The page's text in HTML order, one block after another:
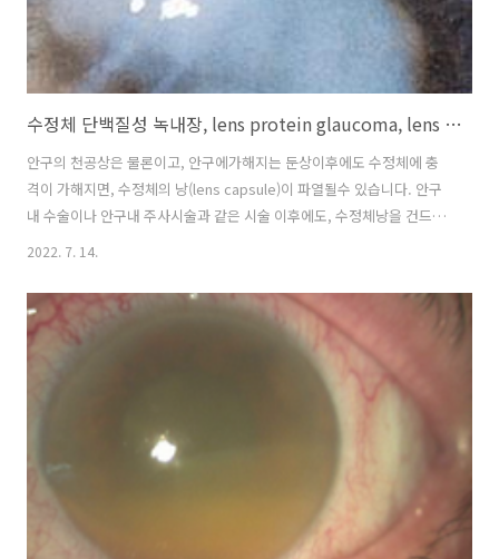
수정체 단백질성 녹내장, lens protein glaucoma, lens particle glaucoma
안구의 천공상은 물론이고, 안구에가해지는 둔상이후에도 수정체에 충
격이 가해지면, 수정체의 낭(lens capsule)이 파열될수 있습니다. 안구
내 수술이나 안구내 주사시술과 같은 시술 이후에도, 수정체낭을 건드리
게 되면, 수정체낭이 뾰족한 기구들로 인해서 손상되어 수정체낭이 파열
하는데, 일부가 남는 경우가 있습니다 이처럼 외상이나 수술로 인해서 수
정체낭이 파열되면, 수정체 물질이 전방으로 유출되면서, 수정체 단백질
들이 섬유주를 막아서 안압이 오르게됩니다. 일반적으로 수술이나 외상
이 있고 난뒤에 수일후에 안압상승이 되는 소견을 보이며, 안압상승의 정
도는 수정체 물질의 양, 안구내 염증 유발 정도, 섬유주의 이물제거능력
등에 따라서 다릅니다..
2022. 7. 14.